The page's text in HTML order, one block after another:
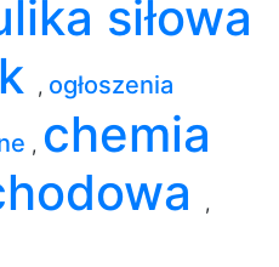
siłowa
, ogłoszenia
, chemia
,